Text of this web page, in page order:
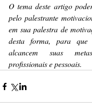
O tema deste artigo
pelo palestrante
em sua palestra de
desta forma, para que
alcancem suas
profissionais e pessoais.